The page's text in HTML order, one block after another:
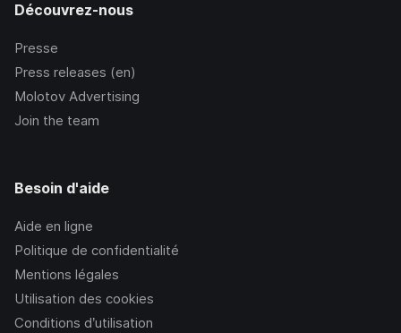
Découvrez-nous
Presse
Press releases (en)
Molotov Advertising
Join the team
Besoin d'aide
Aide en ligne
Politique de confidentialité
Mentions légales
Utilisation des cookies
Conditions d’utilisation